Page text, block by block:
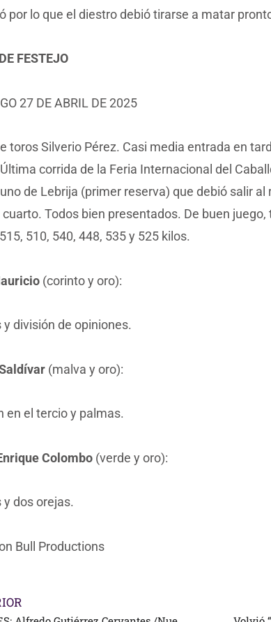
por lo que el diestro debió tirarse a matar
FESTEJO
27 DE ABRIL DE 2025
toros Silverio Pérez. Casi media entrada en
corrida de la Feria Internacional del
de Lebrija (primer reserva) que debió salir al
cuarto. Todos bien presentados. De buen
510, 540, 448, 535 y 525 kilos.
(corinto y oro):
y división de opiniones.
(malva y oro):
en el tercio y palmas.
Colombo(verde y oro):
y dos orejas.
Bull Productions